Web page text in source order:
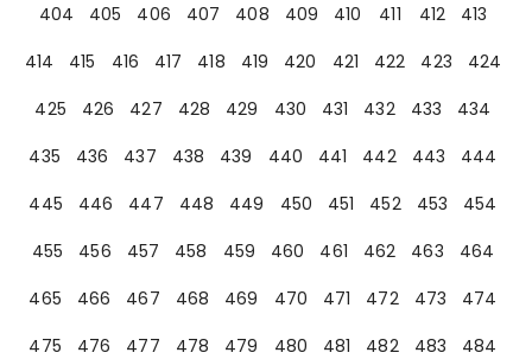
404
405 406 407 408 409 410 411 412
413
414
415 416 417 418 419 420 421 422 423
424
425
426 427 428 429 430 431 432 433
434
435
436 437 438 439 440 441 442 443
444
445
446 447 448 449 450 451 452 453
454
455
456 457 458 459 460 461 462 463
464
465
466 467 468 469 470 471 472 473
474
475
476 477 478 479 480 481 482 483
484